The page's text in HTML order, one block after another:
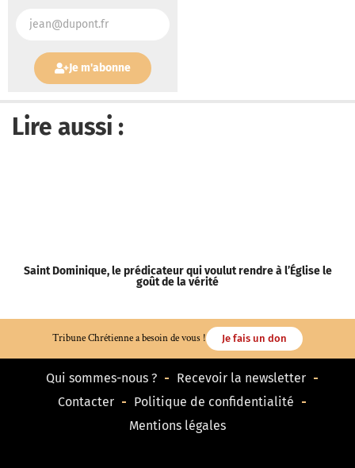
Je m'abonne
Lire aussi :
Saint Dominique, le prédicateur qui voulut rendre à l’Église le
goût de la vérité
Tribune Chrétienne a besoin de vous ! Je fais un don
Qui sommes-nous ?
Recevoir la newsletter
Contacter
Politique de confidentialité
Mentions légales